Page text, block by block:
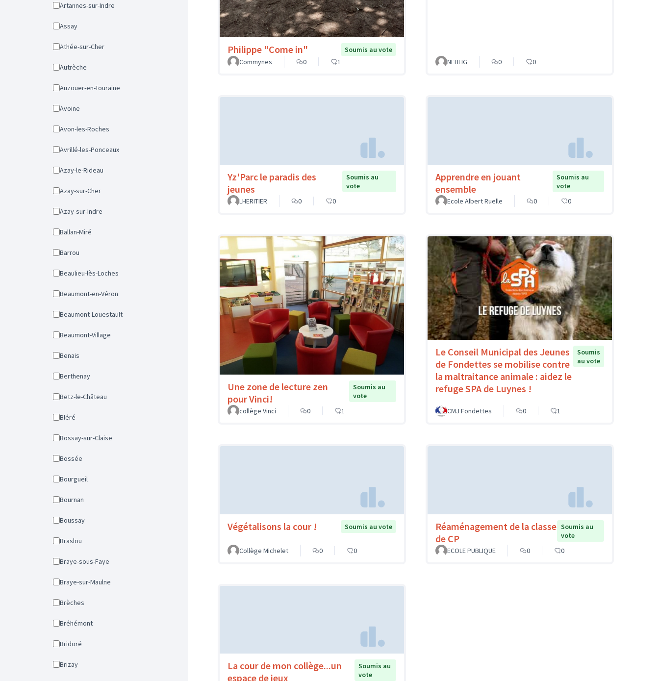
Artannes-sur-Indre
Assay
Athée-sur-Cher
Autrèche
Auzouer-en-Touraine
Avoine
Avon-les-Roches
Avrillé-les-Ponceaux
Azay-le-Rideau
Azay-sur-Cher
Azay-sur-Indre
Ballan-Miré
Barrou
Beaulieu-lès-Loches
Beaumont-en-Véron
Beaumont-Louestault
Beaumont-Village
Benais
Berthenay
Betz-le-Château
Bléré
Bossay-sur-Claise
Bossée
Bourgueil
Bournan
Boussay
Braslou
Braye-sous-Faye
Braye-sur-Maulne
Brèches
Bréhémont
Bridoré
Brizay
Philippe "Come in"
Soumis au vote
Commynes
0 1 NEHLIG 0 0
Yz'Parc le paradis des
jeunes
Soumis au
vote
LHERITIER
0 0
Apprendre en jouant
ensemble
Soumis au
vote
Ecole Albert Ruelle
0 0
Une zone de lecture zen
pour Vinci!
Soumis au
vote
collège Vinci
0 1
Le Conseil Municipal des Jeunes
de Fondettes se mobilise contre
la maltraitance animale : aidez le
refuge SPA de Luynes !
Soumis
au vote
CMJ Fondettes 0 1
Végétalisons la cour ! Soumis au vote
Collège Michelet 0 0
Réaménagement de la classe
de CP
Soumis au
vote
ECOLE PUBLIQUE
0 0
La cour de mon collège...un
espace de jeux
Soumis au
vote